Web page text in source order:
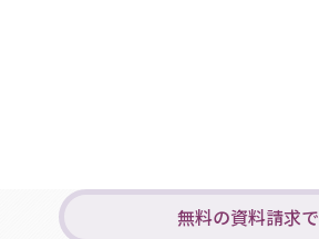
無料の資料請求で